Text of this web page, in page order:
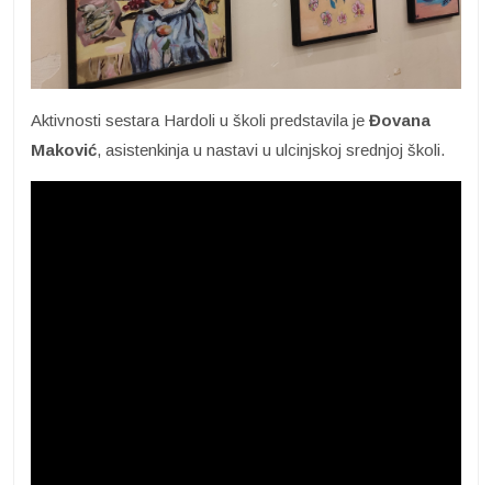
Aktivnosti sestara Hardoli u školi predstavila je Đovana
Maković, asistenkinja u nastavi u ulcinjskoj srednjoj školi.